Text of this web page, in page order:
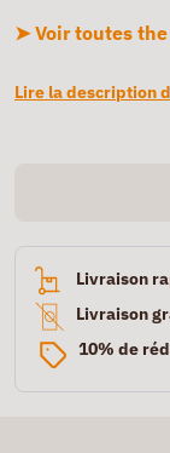
➤ Voir toutes
Lire la description
Livraison
Livraison
10% de